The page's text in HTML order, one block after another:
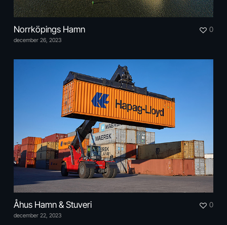
Norrköpings Hamn
december 26, 2023
0
Åhus Hamn & Stuveri
december 22, 2023
0